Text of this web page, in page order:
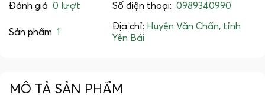
Đánh giá 0 lượt Số điện thoại: 0989340990
Sản phẩm 1
Địa chỉ: Huyện Văn Chấn, tỉnh
Yên Bái
MÔ TẢ SẢN PHẨM